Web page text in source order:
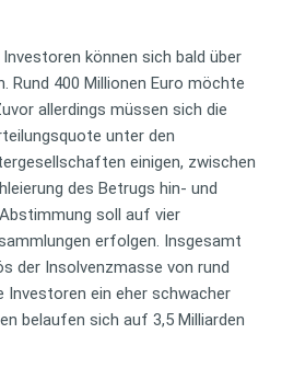
können sich bald über
Rund 400 Millionen Euro möchte
allerdings müssen sich die
unter den
einigen, zwischen
des Betrugs hin- und
soll auf vier
erfolgen. Insgesamt
der Insolvenzmasse von rund
Investoren ein eher schwacher
belaufen sich auf 3,5 Milliarden